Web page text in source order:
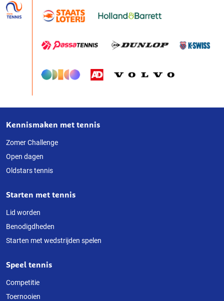
Over
deze
website
Kennismaken met tennis
Zomer Challenge
Open dagen
Oldstars tennis
Starten met tennis
Lid worden
Benodigdheden
Starten met wedstrijden spelen
Speel tennis
Competitie
Toernooien